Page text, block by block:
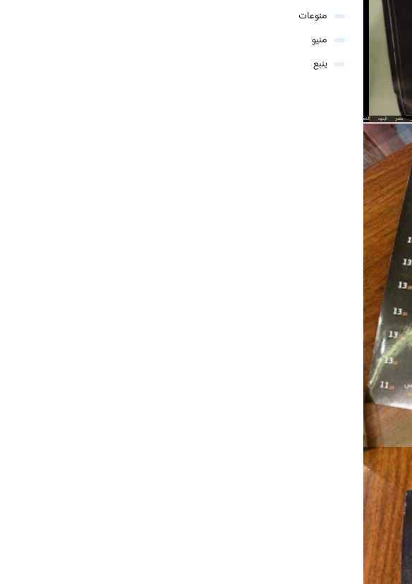
منوعات
منيو
ينبع